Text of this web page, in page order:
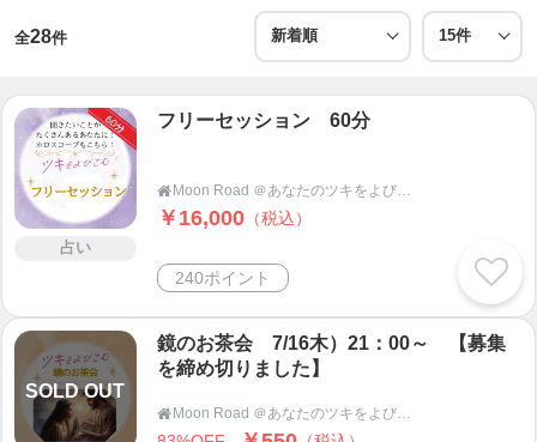
全28件
占い
フリーセッション 60分
 Moon Road ＠あなたのツキをよびこむ 月よみ師®いき〜占い・カウンセリング〜
￥16,000 （税込）
240ポイント
SOLD OUT
鏡のお茶会 7/16木）21：00～ 【募集
を締め切りました】
 Moon Road ＠あなたのツキをよびこむ 月よみ師®いき〜占い・カウンセリング〜